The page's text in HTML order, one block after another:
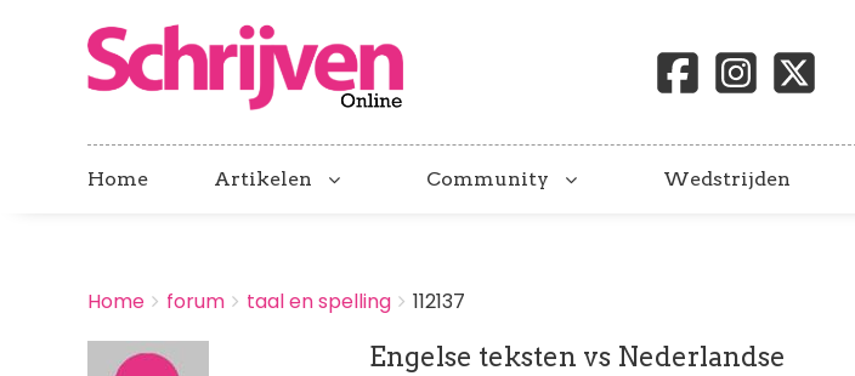
Home Artikelen Community Wedstrijden
BREADCRUMBS
You
here:
Home forum taal en spelling 112137
Engelse teksten vs Nederlandse